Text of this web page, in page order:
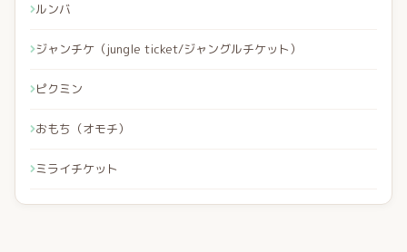
ルンバ
ジャンチケ（jungle ticket/ジャングルチケット）
ピクミン
おもち（オモチ）
ミライチケット